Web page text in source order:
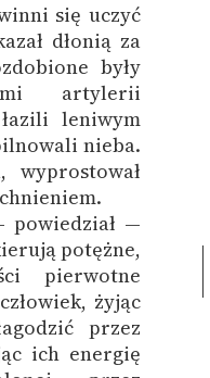
się uczyć
dłonią za
były
artylerii
leniwym
nieba.
powiedział —
potężne,
pierwotne
żyjąc
przez
ich energię